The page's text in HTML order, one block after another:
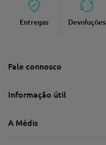
Entregas Devoluções
Fale connosco
Informação útil
A Médis